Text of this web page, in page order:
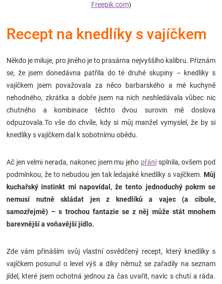
Blog
Hračkářství
Přihlášení
Freepik.com)
Recept na knedlíky s vajíčkem
Někdo je miluje, pro jiného je to prasárna nejvyššího kalibru. Přiznám
se, že jsem donedávna patřila do té druhé skupiny – knedlíky s
vajíčkem jsem považovala za něco barbarského a mé kuchyně
nehodného, zkrátka a dobře jsem na nich neshledávala vůbec nic
chutného a kombinace těchto dvou surovin mě doslova
odpuzovala.To vše do chvíle, kdy si můj manžel vymyslel, že by si
knedlíky s vajíčkem dal k sobotnímu obědu.
Ač jen velmi nerada, nakonec jsem mu jeho přánísplnila, ovšem pod
podmínkou, že to nebudou jen tak ledajaké knedlíky s vajíčkem. Můj
kuchařský instinkt mi napovídal, že tento jednoduchý pokrm se
nemusí nutně skládat jen z knedlíků a vajec (a cibule,
samozřejmě) – s trochou fantazie se z něj může stát mnohem
barevnější a voňavější jídlo.
Zde vám přináším svůj vlastní osvědčený recept, který knedlíky s
vajíčkem posunul o level výš a díky němuž se zařadily na seznam
jídel, které jsem ochotná jednou za čas uvařit, navíc s chutí a ráda.